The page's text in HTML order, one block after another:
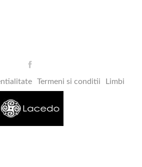
Termeni si conditii Limbi